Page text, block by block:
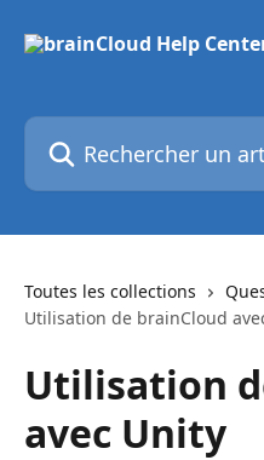
Rechercher un article...
Toutes les collections
Utilisation de brainCloud
Utilisation
avec Unity